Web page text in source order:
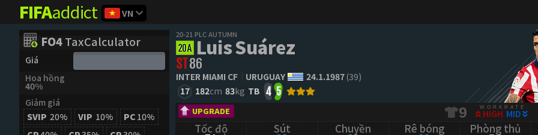
FIFAaddict VN
FO4TaxCalculator
Giá
Hoa hồng
40%
Giảm giá
SVIP 20% VIP 10% PC 10%
20-21 PLC AUTUMN
Luis Suárez
ST86
INTER MIAMI CF URUGUAY 24.1.1987(39)
17 182cm 83kg TB 4 5
UPGRADE 9 WORKRATE
HIGH MID
Tốc độ Sút Chuyền Rê bóng Phòng thủ